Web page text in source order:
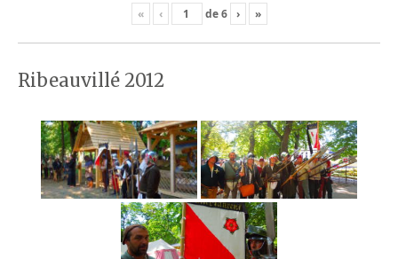
« ‹ de6 › »
Ribeauvillé 2012